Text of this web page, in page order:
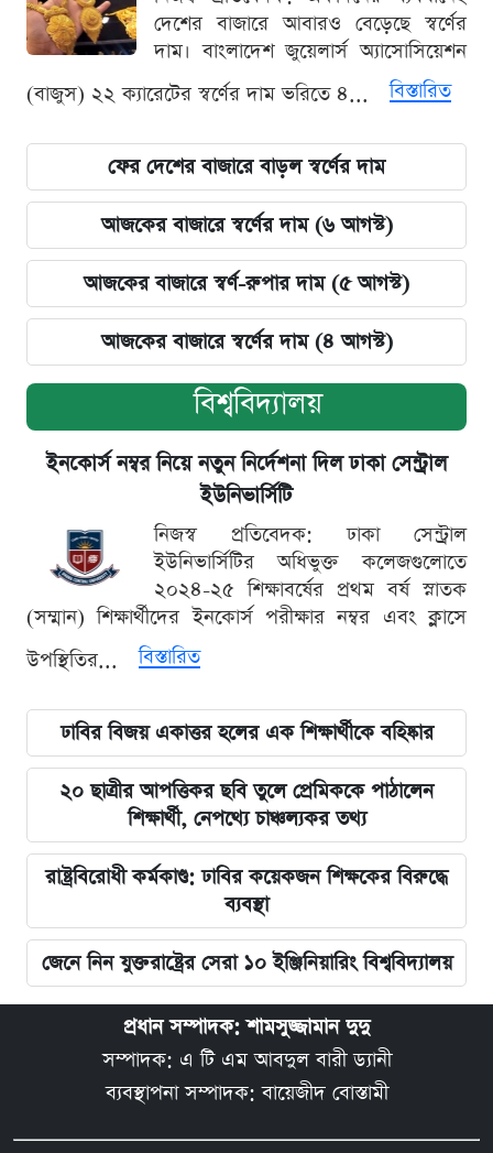
দেশের বাজারে আবারও বেড়েছে স্বর্ণের
দাম। বাংলাদেশ জুয়েলার্স অ্যাসোসিয়েশন
(বাজুস) ২২ ক্যারেটের স্বর্ণের দাম ভরিতে ৪...
বিস্তারিত
ফের দেশের বাজারে বাড়ল স্বর্ণের দাম
আজকের বাজারে স্বর্ণের দাম (৬ আগস্ট)
আজকের বাজারে স্বর্ণ-রুপার দাম (৫ আগস্ট)
আজকের বাজারে স্বর্ণের দাম (৪ আগস্ট)
বিশ্ববিদ্যালয়
ইনকোর্স নম্বর নিয়ে নতুন নির্দেশনা দিল ঢাকা সেন্ট্রাল
ইউনিভার্সিটি
নিজস্ব প্রতিবেদক: ঢাকা সেন্ট্রাল
ইউনিভার্সিটির অধিভুক্ত কলেজগুলোতে
২০২৪-২৫ শিক্ষাবর্ষের প্রথম বর্ষ স্নাতক
(সম্মান) শিক্ষার্থীদের ইনকোর্স পরীক্ষার নম্বর এবং ক্লাসে
উপস্থিতির...
বিস্তারিত
ঢাবির বিজয় একাত্তর হলের এক শিক্ষার্থীকে বহিষ্কার
২০ ছাত্রীর আপত্তিকর ছবি তুলে প্রেমিককে পাঠালেন
শিক্ষার্থী, নেপথ্যে চাঞ্চল্যকর তথ্য
রাষ্ট্রবিরোধী কর্মকাণ্ড: ঢাবির কয়েকজন শিক্ষকের বিরুদ্ধে
ব্যবস্থা
জেনে নিন যুক্তরাষ্ট্রের সেরা ১০ ইঞ্জিনিয়ারিং বিশ্ববিদ্যালয়
প্রধান সম্পাদক: শামসুজ্জামান দুদু
সম্পাদক: এ টি এম আবদুল বারী ড্যানী
ব্যবস্থাপনা সম্পাদক: বায়েজীদ বোস্তামী